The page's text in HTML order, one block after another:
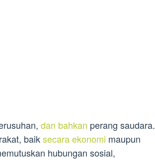
dan bahkan perang saudara.
baiksecara ekonomi maupun
hubungan sosial,